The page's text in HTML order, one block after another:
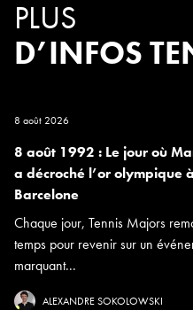
PLUS
D’INFOS
8 août 2026
8 août 1992 : Le jour où
a décroché l’or olympique à
Barcelone
Chaque jour, Tennis Majors
temps pour revenir sur un
marquant...
ALEXANDRE SOKOLOWSKI